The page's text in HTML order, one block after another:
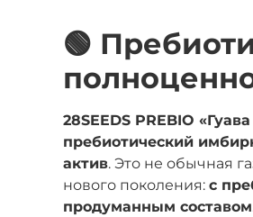
🟢
28SEEDS PREBIO
пребиотический
актив. Это не обычная
нового поколения: с
продуманным составом